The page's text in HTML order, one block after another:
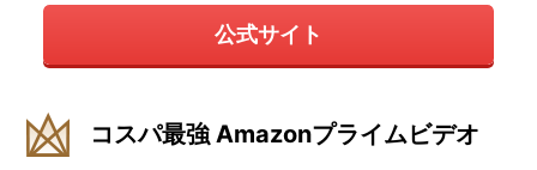
公式サイト
コスパ最強 Amazonプライムビデオ